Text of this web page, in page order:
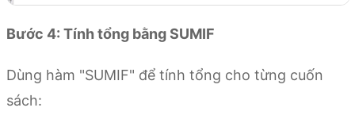
Bước 4: Tính tổng bằng SUMIF
Dùng hàm "SUMIF" để tính tổng cho từng cuốn
sách: